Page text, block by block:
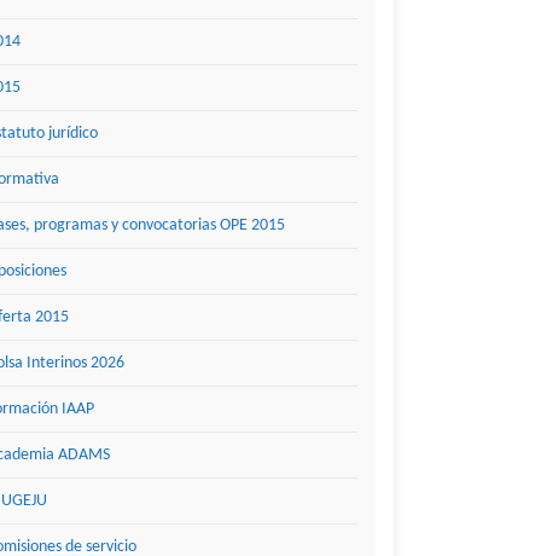
jurídico
programas y convocatorias OPE 2015
2015
Interinos 2026
IAAP
ADAMS
de servicio